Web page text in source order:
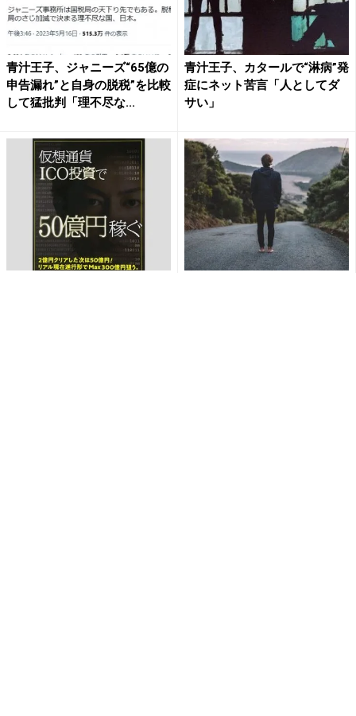
青汁王子、ジャニーズ“65億の
申告漏れ”と自身の脱税”を比較
して猛批判「理不尽な...
青汁王子、カタールで“淋病”発
症にネット苦言「人としてダ
サい」